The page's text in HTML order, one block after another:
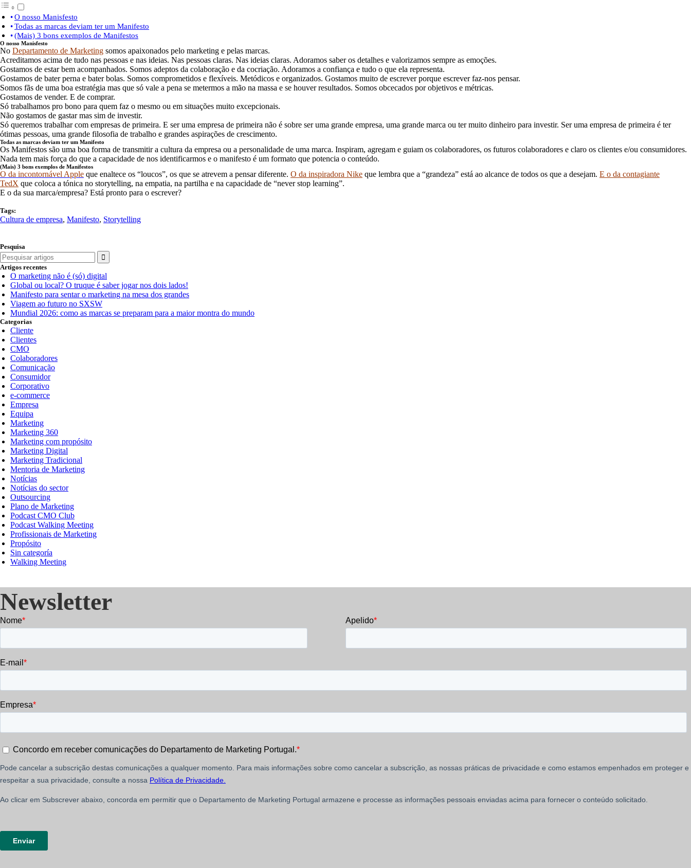
O nosso Manisfesto
Todas as marcas deviam ter um Manifesto
(Mais) 3 bons exemplos de Manifestos
O nosso Manisfesto
No Departamento de Marketing somos apaixonados pelo marketing e pelas marcas.
Acreditamos acima de tudo nas pessoas e nas ideias. Nas pessoas claras. Nas ideias claras. Adoramos saber os detalhes e valorizamos sempre as emoções.
Gostamos de estar bem acompanhados. Somos adeptos da colaboração e da cocriação. Adoramos a confiança e tudo o que ela representa.
Gostamos de bater perna e bater bolas. Somos comprometidos e flexíveis. Metódicos e organizados. Gostamos muito de escrever porque escrever faz-nos pensar.
Somos fãs de uma boa estratégia mas que só vale a pena se metermos a mão na massa e se houver resultados. Somos obcecados por objetivos e métricas.
Gostamos de vender. E de comprar.
Só trabalhamos pro bono para quem faz o mesmo ou em situações muito excepcionais.
Não gostamos de gastar mas sim de investir.
Só queremos trabalhar com empresas de primeira. E ser uma empresa de primeira não é sobre ser uma grande empresa, uma grande marca ou ter muito dinheiro para investir. Ser uma empresa de primeira é ter
ótimas pessoas, uma grande filosofia de trabalho e grandes aspirações de crescimento.
Todas as marcas deviam ter um Manifesto
Os Manifestos são uma boa forma de transmitir a cultura da empresa ou a personalidade de uma marca. Inspiram, agregam e guiam os colaboradores, os futuros colaboradores e claro os clientes e/ou consumidores.
Nada tem mais força do que a capacidade de nos identificarmos e o manifesto é um formato que potencia o conteúdo.
(Mais) 3 bons exemplos de Manifestos
O da incontornável Apple que enaltece os “loucos”, os que se atrevem a pensar diferente. O da inspiradora Nike que lembra que a “grandeza” está ao alcance de todos os que a desejam. E o da contagiante
TedX que coloca a tónica no storytelling, na empatia, na partilha e na capacidade de “never stop learning”.
E o da sua marca/empresa? Está pronto para o escrever?
Tags:
Cultura de empresa, Manifesto, Storytelling
Pesquisa
Search
for:
Artigos recentes
O marketing não é (só) digital
Global ou local? O truque é saber jogar nos dois lados!
Manifesto para sentar o marketing na mesa dos grandes
Viagem ao futuro no SXSW
Mundial 2026: como as marcas se preparam para a maior montra do mundo
Categorias
Cliente
Clientes
CMO
Colaboradores
Comunicação
Consumidor
Corporativo
e-commerce
Empresa
Equipa
Marketing
Marketing 360
Marketing com propósito
Marketing Digital
Marketing Tradicional
Mentoria de Marketing
Notícias
Notícias do sector
Outsourcing
Plano de Marketing
Podcast CMO Club
Podcast Walking Meeting
Profissionais de Marketing
Propósito
Sin categoría
Walking Meeting
Newsletter